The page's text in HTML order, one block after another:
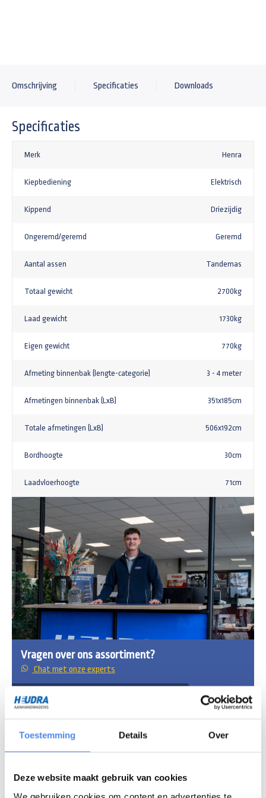
Toestemming Details Over
Deze website maakt gebruik van cookies
We gebruiken cookies om content en advertenties te
+599,00
Omschrijving Specificaties Downloads
Specificaties
Merk Henra
Kiepbediening Elektrisch
Kippend Driezijdig
Ongeremd/geremd Geremd
Aantal assen Tandemas
Totaal gewicht 2700kg
Laad gewicht 1730kg
Eigen gewicht 770kg
Afmeting binnenbak (lengte-categorie) 3 - 4 meter
Afmetingen binnenbak (LxB) 351x185cm
Totale afmetingen (LxB) 506x192cm
Bordhoogte 30cm
Laadvloerhoogte 71cm
Vragen over ons assortiment?
Chat met onze experts
Openingstijden
Zaterdag
8:30 - 12:00 uur